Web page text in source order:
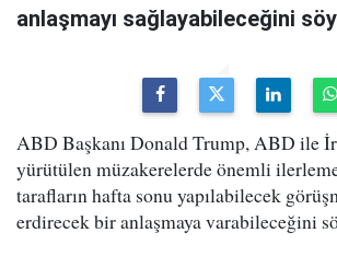
anlaşmayı sağlayabileceğini
ABD Başkanı Donald Trump, ABD ile
yürütülen müzakerelerde önemli ilerleme
tarafların hafta sonu yapılabilecek
erdirecek bir anlaşmaya varabileceğini